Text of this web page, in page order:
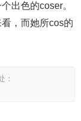
出色的coser。
，而她所cos的
：